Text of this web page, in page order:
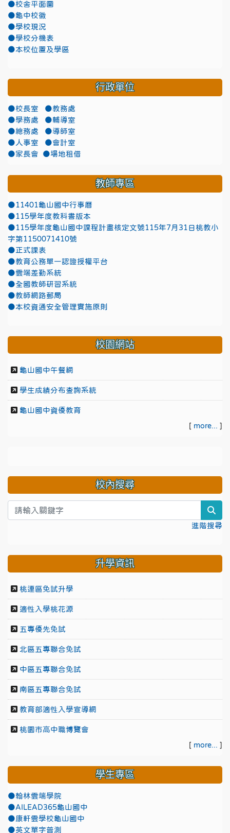
●校舍平面圖
●龜中校徽
●學校現況
●學校分機表
●本校位置及學區
行政單位
●校長室
●教務處
●學務處
●輔導室
●總務處
●導師室
●人事室
●會計室
●家長會
●場地租借
教師專區
●11401龜山國中行事曆
●115學年度教科書版本
●115學年度龜山國中課程計畫核定文號115年7月31日桃教小
字第1150071410號
●正式課表
●教育公務單一認證授權平台
●雲端差勤系統
●全國教師研習系統
●教師網路郵局
●本校資通安全管理實施原則
校園網站
龜山國中午餐網
學生成績分布查詢系統
龜山國中資優教育
[ more... ]
校內搜尋
進階搜尋
升學資訊
桃連區免試升學
適性入學桃花源
五專優先免試
北區五專聯合免試
中區五專聯合免試
南區五專聯合免試
教育部適性入學宣導網
桃園市高中職博覽會
[ more... ]
學生專區
●翰林雲端學院
●AILEAD365龜山國中
●康軒雲學校龜山國中
●英文單字普測